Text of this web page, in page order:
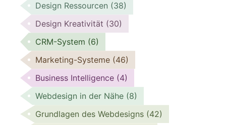
Design Ressourcen (38)
Design Kreativität (30)
CRM-System (6)
Marketing-Systeme (46)
Business Intelligence (4)
Webdesign in der Nähe (8)
Grundlagen des Webdesigns (42)